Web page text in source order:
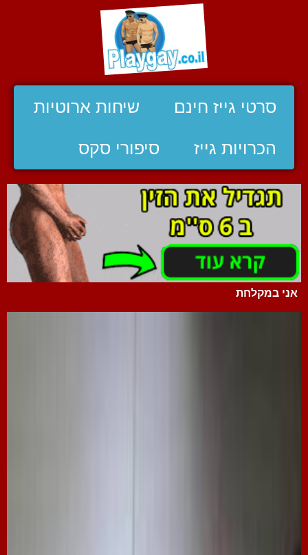
סרטי גייז חינם שיחות ארוטיות
הכרויות גייז סיפורי סקס
אני במקלחת